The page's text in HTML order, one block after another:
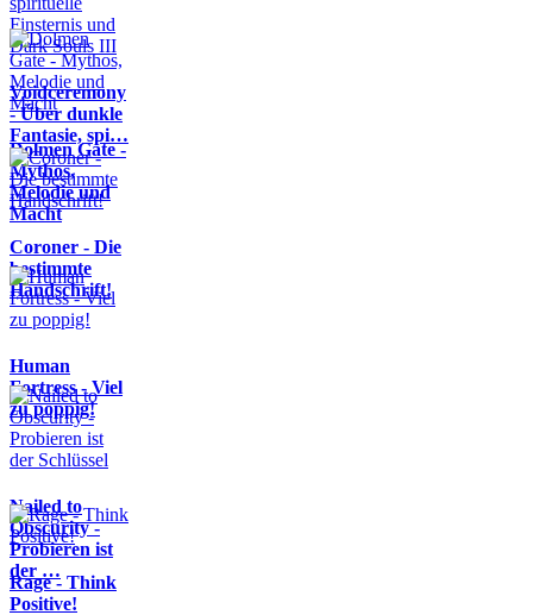
Voidceremony
- Über dunkle
Fantasie, spi…
Dolmen Gate -
Mythos,
Melodie und
Macht
Coroner - Die
bestimmte
Handschrift!
Human
Fortress - Viel
zu poppig!
Nailed to
Obscurity -
Probieren ist
der …
Rage - Think
Positive!